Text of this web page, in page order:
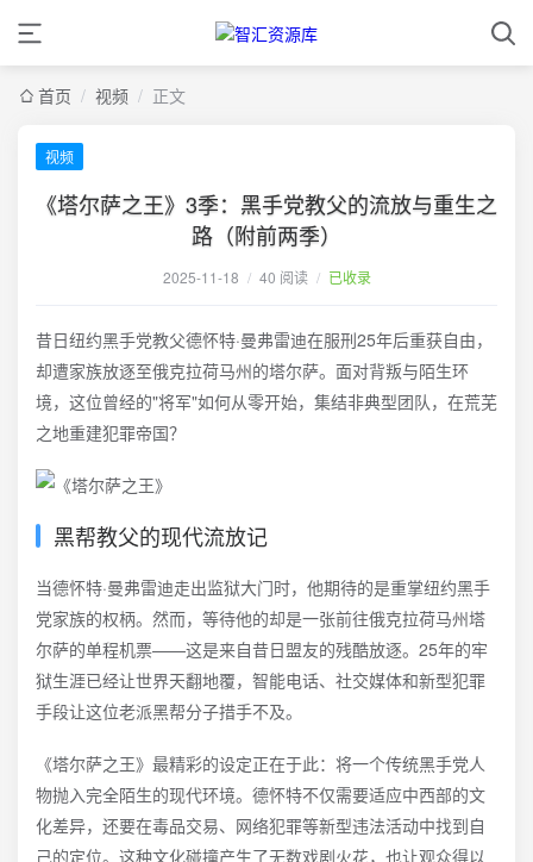
首页 / 视频 / 正文
视频
《塔尔萨之王》3季：黑手党教父的流放与重生之
路（附前两季）
2025-11-18 / 40 阅读 / 已收录
昔日纽约黑手党教父德怀特·曼弗雷迪在服刑25年后重获自由，
却遭家族放逐至俄克拉荷马州的塔尔萨。面对背叛与陌生环
境，这位曾经的"将军"如何从零开始，集结非典型团队，在荒芜
之地重建犯罪帝国？
黑帮教父的现代流放记
当德怀特·曼弗雷迪走出监狱大门时，他期待的是重掌纽约黑手
党家族的权柄。然而，等待他的却是一张前往俄克拉荷马州塔
尔萨的单程机票——这是来自昔日盟友的残酷放逐。25年的牢
狱生涯已经让世界天翻地覆，智能电话、社交媒体和新型犯罪
手段让这位老派黑帮分子措手不及。
《塔尔萨之王》最精彩的设定正在于此：将一个传统黑手党人
物抛入完全陌生的现代环境。德怀特不仅需要适应中西部的文
化差异，还要在毒品交易、网络犯罪等新型违法活动中找到自
己的定位。这种文化碰撞产生了无数戏剧火花，也让观众得以